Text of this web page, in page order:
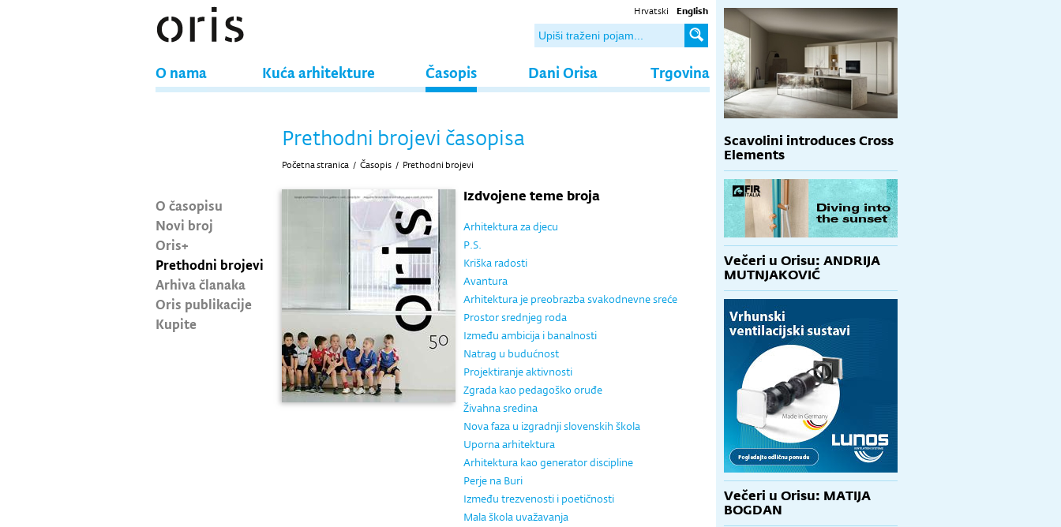
Hrvatski English
O nama Kuća arhitekture Časopis Dani Orisa Trgovina
O časopisu
Novi broj
Oris+
Prethodni brojevi
Arhiva članaka
Oris publikacije
Kupite
Prethodni brojevi časopisa
Početna stranica / Časopis / Prethodni brojevi
Izdvojene teme broja
Arhitektura za djecu
P.S.
Kriška radosti
Avantura
Arhitektura je preobrazba svakodnevne sreće
Prostor srednjeg roda
Između ambicija i banalnosti
Natrag u budućnost
Projektiranje aktivnosti
Zgrada kao pedagoško oruđe
Živahna sredina
Nova faza u izgradnji slovenskih škola
Uporna arhitektura
Arhitektura kao generator discipline
Perje na Buri
Između trezvenosti i poetičnosti
Mala škola uvažavanja
Scavolini introduces Cross
Elements
Večeri u Orisu: ANDRIJA
MUTNJAKOVIĆ
Večeri u Orisu: MATIJA
BOGDAN